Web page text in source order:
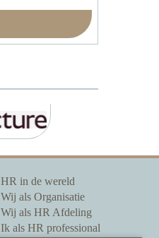
HR in de wereld
Wij als Organisatie
Wij als HR Afdeling
Ik als HR professional